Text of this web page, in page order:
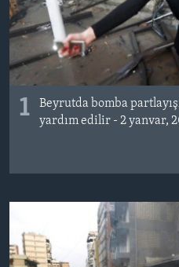
Dillər
1
Beyrutda bomba
yardım edilir - 2 yanvar,